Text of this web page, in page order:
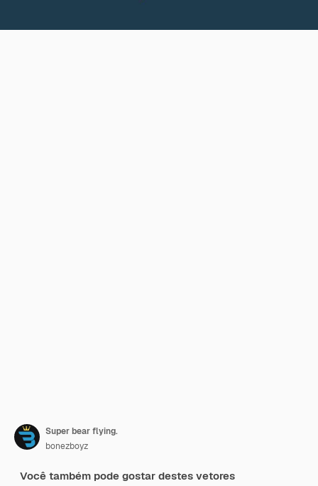
Super bear flying.
bonezboyz
Você também pode gostar destes vetores